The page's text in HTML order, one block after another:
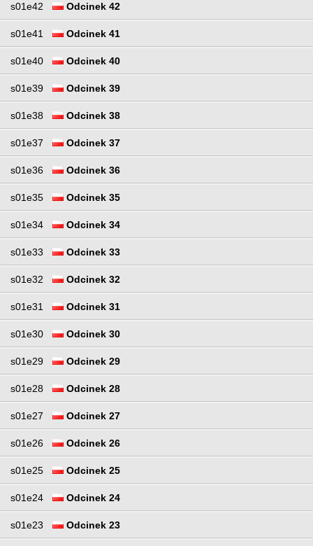
s01e42 Odcinek 42
s01e41 Odcinek 41
s01e40 Odcinek 40
s01e39 Odcinek 39
s01e38 Odcinek 38
s01e37 Odcinek 37
s01e36 Odcinek 36
s01e35 Odcinek 35
s01e34 Odcinek 34
s01e33 Odcinek 33
s01e32 Odcinek 32
s01e31 Odcinek 31
s01e30 Odcinek 30
s01e29 Odcinek 29
s01e28 Odcinek 28
s01e27 Odcinek 27
s01e26 Odcinek 26
s01e25 Odcinek 25
s01e24 Odcinek 24
s01e23 Odcinek 23